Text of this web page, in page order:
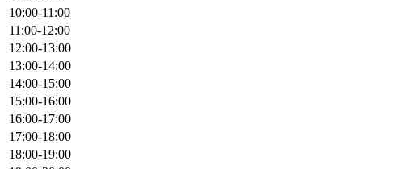
10:00-11:00
11:00-12:00
12:00-13:00
13:00-14:00
14:00-15:00
15:00-16:00
16:00-17:00
17:00-18:00
18:00-19:00